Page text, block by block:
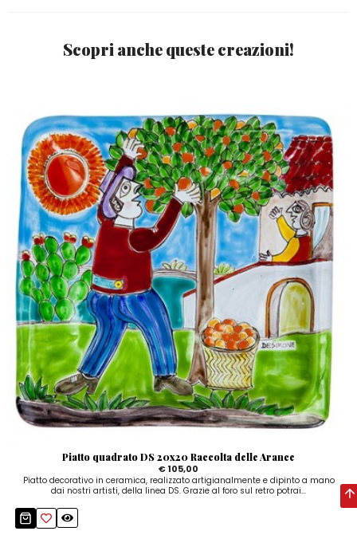
Scopri anche queste creazioni!
Piatto quadrato DS 20x20 Raccolta delle Arance
€ 105,00
Piatto decorativo in ceramica, realizzato artigianalmente e dipinto a mano
dai nostri artisti, della linea DS. Grazie al foro sul retro potrai...